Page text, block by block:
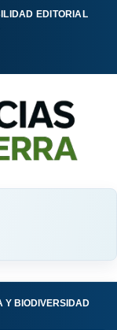
EDITORIAL
Y BIODIVERSIDAD